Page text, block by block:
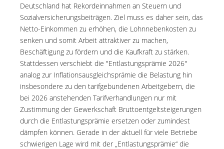
Deutschland hat Rekordeinnahmen an Steuern und
Sozialversicherungsbeiträgen. Ziel muss es daher sein, das
Netto-Einkommen zu erhöhen, die Lohnnebenkosten zu
senken und somit Arbeit attraktiver zu machen,
Beschäftigung zu fördern und die Kaufkraft zu stärken.
Stattdessen verschiebt die "Entlastungsprämie 2026"
analog zur Inflationsausgleichsprämie die Belastung hin
insbesondere zu den tarifgebundenen Arbeitgebern, die
bei 2026 anstehenden Tarifverhandlungen nur mit
Zustimmung der Gewerkschaft Bruttoentgeltsteigerungen
durch die Entlastungsprämie ersetzen oder zumindest
dämpfen können. Gerade in der aktuell für viele Betriebe
schwierigen Lage wird mit der „Entlastungsprämie“ die